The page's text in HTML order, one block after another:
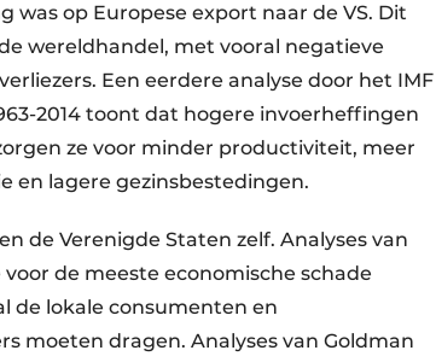
op Europese export naar de VS. Dit
wereldhandel, met vooral negatieve
Een eerdere analyse door het IMF
2014 toont dat hogere invoerheffingen
ze voor minder productiviteit, meer
en lagere gezinsbestedingen.
de Verenigde Staten zelf. Analyses van
de meeste economische schade
de lokale consumenten en
moeten dragen. Analyses van Goldman